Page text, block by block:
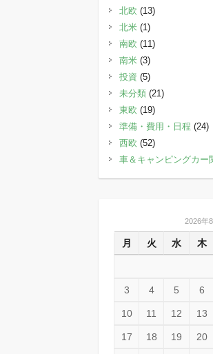
北欧 (13)
北米(1)
南欧 (11)
南米(3)
投資 (5)
未分類(21)
東欧 (19)
準備・費用・日程 (24)
西欧 (52)
車＆キャンピングカー
2026年
月 火 水 木
3 4 5 6
10 11 12 13
17 18 19 20